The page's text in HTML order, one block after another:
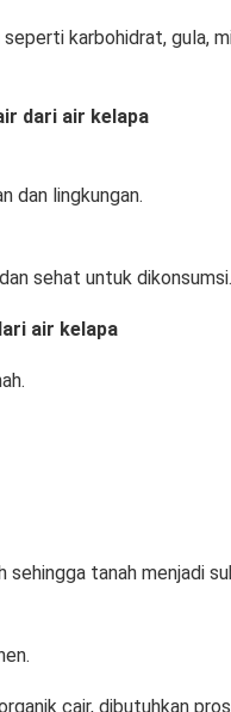
karbohidrat, gula,
dari air kelapa
dan lingkungan.
sehat untuk dikonsumsi.
air kelapa
tanah menjadi
cair, dibutuhkan